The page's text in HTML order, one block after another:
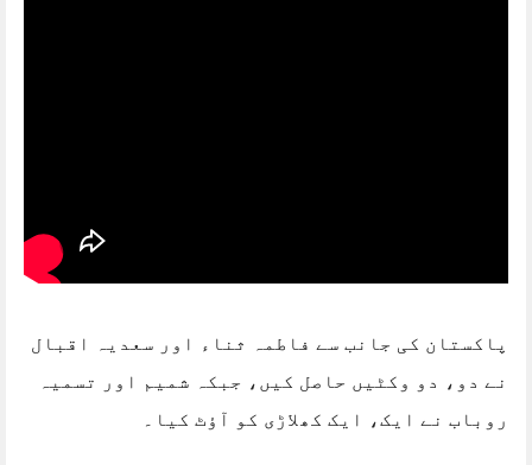
پاکستان کی جانب سے فاطمہ ثناء اور سعدیہ اقبال
نے دو، دو وکٹیں حاصل کیں، جبکہ شمیم اور تسمیہ
روباب نے ایک، ایک کھلاڑی کو آؤٹ کیا۔